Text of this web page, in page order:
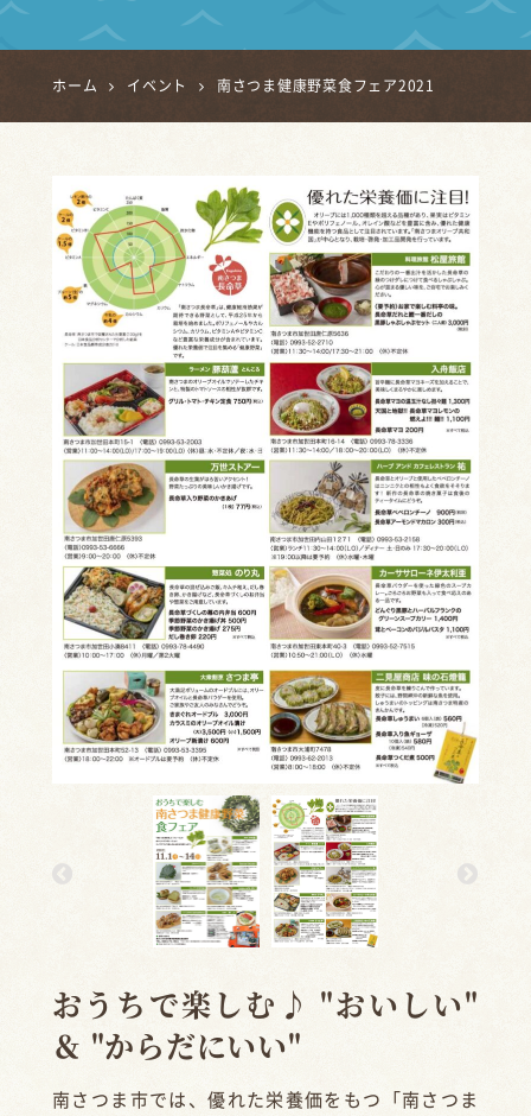
ホーム イベント 南さつま健康野菜食フェア2021
おうちで楽しむ♪ "おいしい"
＆ "からだにいい"
南さつま市では、優れた栄養価をもつ「南さつま